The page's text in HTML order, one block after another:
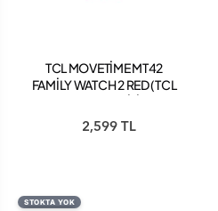
TCL MOVETİME MT42
FAMİLY WATCH 2 RED (TCL
2,599 TL
STOKTA YOK